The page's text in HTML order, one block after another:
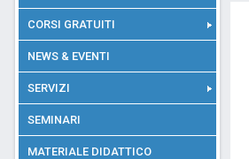
CORSI GRATUITI
NEWS & EVENTI
SERVIZI
SEMINARI
MATERIALE DIDATTICO